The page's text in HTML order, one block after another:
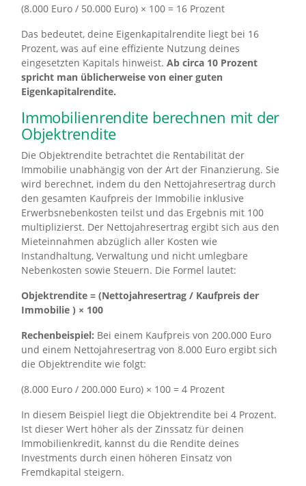
(8.000 Euro / 50.000 Euro) × 100 = 16 Prozent
Das bedeutet, deine Eigenkapitalrendite liegt bei 16
Prozent, was auf eine effiziente Nutzung deines
eingesetzten Kapitals hinweist. Ab circa 10 Prozent
spricht man üblicherweise von einer guten
Eigenkapitalrendite.
Immobilienrendite berechnen mit der
Objektrendite
Die Objektrendite betrachtet die Rentabilität der
Immobilie unabhängig von der Art der Finanzierung. Sie
wird berechnet, indem du den Nettojahresertrag durch
den gesamten Kaufpreis der Immobilie inklusive
Erwerbsnebenkosten teilst und das Ergebnis mit 100
multiplizierst. Der Nettojahresertrag ergibt sich aus den
Mieteinnahmen abzüglich aller Kosten wie
Instandhaltung, Verwaltung und nicht umlegbare
Nebenkosten sowie Steuern. Die Formel lautet:
Objektrendite = (Nettojahresertrag / Kaufpreis der
Immobilie ) × 100
Rechenbeispiel: Bei einem Kaufpreis von 200.000 Euro
und einem Nettojahresertrag von 8.000 Euro ergibt sich
die Objektrendite wie folgt:
(8.000 Euro / 200.000 Euro) × 100 = 4 Prozent
In diesem Beispiel liegt die Objektrendite bei 4 Prozent.
Ist dieser Wert höher als der Zinssatz für deinen
Immobilienkredit, kannst du die Rendite deines
Investments durch einen höheren Einsatz von
Fremdkapital steigern.